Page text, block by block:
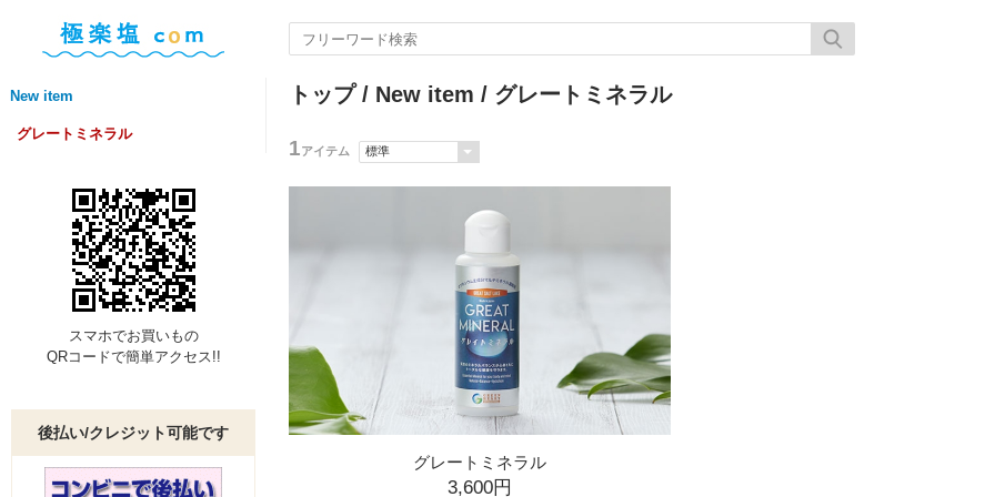
New item
グレートミネラル
スマホでお買いもの
QRコードで簡単アクセス!!
後払い/クレジット可能です
トップ/ New item / グレートミネラル
1アイテム
グレートミネラル
3,600円